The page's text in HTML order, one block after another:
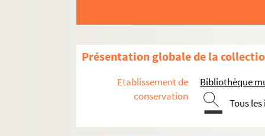
Présentation globale de la
Etablissement de
conservation
Bibliothèque
Tous
Ms Granvelle 53. « Lettres et papiers de
Ms Granvelle 55. « Lettres et papiers de
Fol. 1. Gonzalo Perez au cardinal de
Fol. 3. Charles de Tisnacq au cardinal de